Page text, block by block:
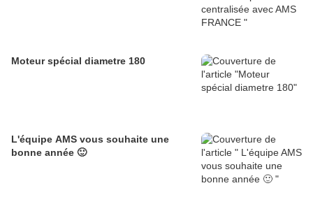
Moteur spécial diametre 180
L'équipe AMS vous souhaite une
bonne année 🙂